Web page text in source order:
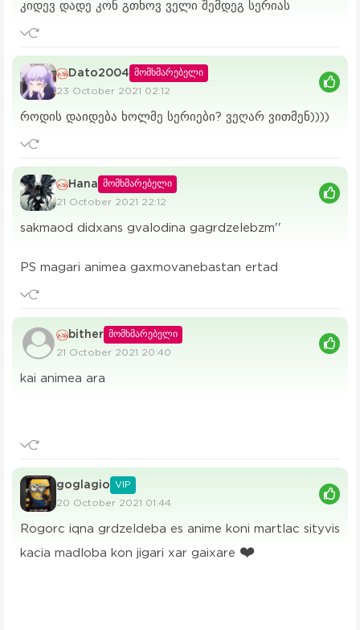
კიდევ დადე კონ გთხოვ ველი შემდეგ სერიას
Dato2004 მომხმარებელი
23 October 2021 02:12
როდის დაიდება ხოლმე სერიები? ვეღარ ვითმენ))))
Hana მომხმარებელი
21 October 2021 22:12
sakmaod didxans gvalodina gagrdzelebzm''
PS magari animea gaxmovanebastan ertad
bither მომხმარებელი
21 October 2021 20:40
kai animea ara
goglagio VIP
20 October 2021 01:44
Rogorc iqna grdzeldeba es anime koni martlac sityvis
kacia madloba kon jigari xar gaixare ❤️